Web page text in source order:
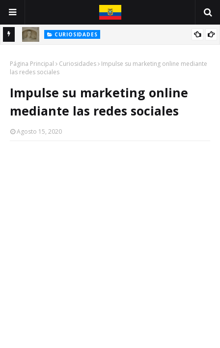
CURIOSIDADES
NEGRA
Página Principal Curiosidades
Impulse su marketing online mediante
las redes sociales
Impulse su marketing online
mediante las redes sociales
Agosto 15, 2020